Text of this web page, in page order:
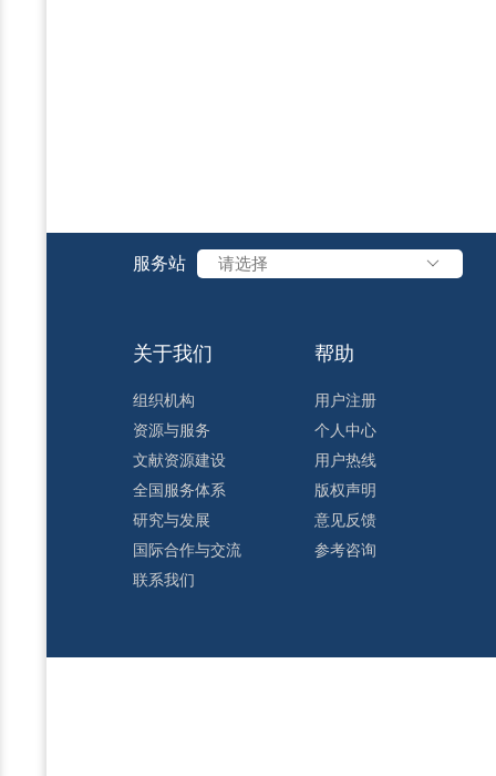
服务站 请选择
关于我们
组织机构
资源与服务
文献资源建设
全国服务体系
研究与发展
国际合作与交流
联系我们
帮助
用户注册
个人中心
用户热线
版权声明
意见反馈
参考咨询